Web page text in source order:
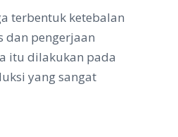
terbentuk ketebalan
dan pengerjaan
itu dilakukan pada
yang sangat